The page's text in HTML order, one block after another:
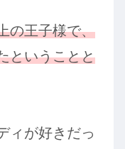
の王子様で、
ということと
ィが好きだっ